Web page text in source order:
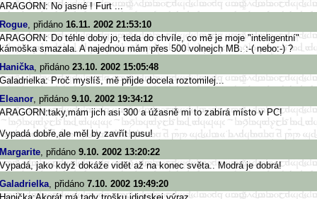
ARAGORN: No jasné ! Furt ...
Rogue, přidáno 16.11. 2002 21:53:10
ARAGORN: Do téhle doby jo, teda do chvíle, co mě je moje "inteligentní"
kámoška smazala. A najednou mám přes 500 volnejch MB. :-( nebo:-) ?
Hanička, přidáno 23.10. 2002 15:05:48
Galadrielka: Proč myslíš, mě přijde docela roztomilej...
Eleanor, přidáno 9.10. 2002 19:34:12
ARAGORN:taky,mám jich asi 300 a úžasně mi to zabírá místo v PC!
Vypadá dobře,ale měl by zavřít pusu!
Margarite, přidáno 9.10. 2002 13:20:22
Vypadá, jako když dokáže vidět až na konec světa.. Modrá je dobrá!
Galadrielka, přidáno 7.10. 2002 19:49:20